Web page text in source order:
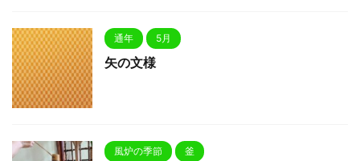
通年 5月
矢の文様
風炉の季節 釜